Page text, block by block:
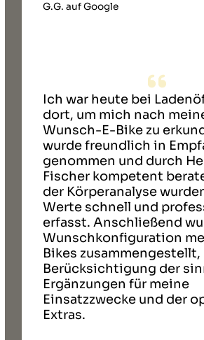
G.G. auf Google
Ich war heute bei
dort, um mich nach
Wunsch-E-Bike zu
wurde freundlich in
genommen und durch
Fischer kompetent
der Körperanalyse
Werte schnell und
erfasst. Anschließend
Wunschkonfiguration
Bikes
Berücksichtigung der
Ergänzungen für meine
Einsatzzwecke und der
Extras.